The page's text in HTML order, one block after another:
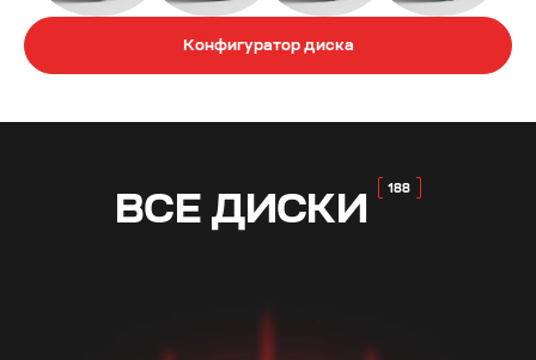
Конфигуратор диска
ВСЕ ДИСКИ